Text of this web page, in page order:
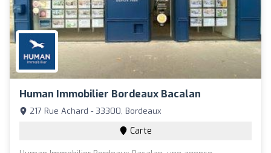
Human Immobilier Bordeaux Bacalan
217 Rue Achard - 33300, Bordeaux
Carte